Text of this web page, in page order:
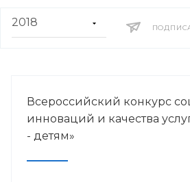
Всероссийский конкурс
инноваций и качества
- детям»